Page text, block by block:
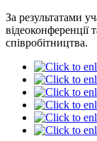
За результатами
співробітництва.